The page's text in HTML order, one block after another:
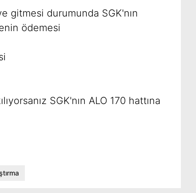
gitmesi durumunda SGK'nın
ödemesi
SGK'nın ALO 170 hattına